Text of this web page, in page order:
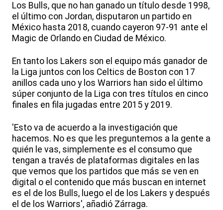
Los Bulls, que no han ganado un título desde 1998,
el último con Jordan, disputaron un partido en
México hasta 2018, cuando cayeron 97-91 ante el
Magic de Orlando en Ciudad de México.
En tanto los Lakers son el equipo más ganador de
la Liga juntos con los Celtics de Boston con 17
anillos cada uno y los Warriors han sido el último
súper conjunto de la Liga con tres títulos en cinco
finales en fila jugadas entre 2015 y 2019.
'Esto va de acuerdo a la investigación que
hacemos. No es que les preguntemos a la gente a
quién le vas, simplemente es el consumo que
tengan a través de plataformas digitales en las
que vemos que los partidos que más se ven en
digital o el contenido que más buscan en internet
es el de los Bulls, luego el de los Lakers y después
el de los Warriors', añadió Zárraga.